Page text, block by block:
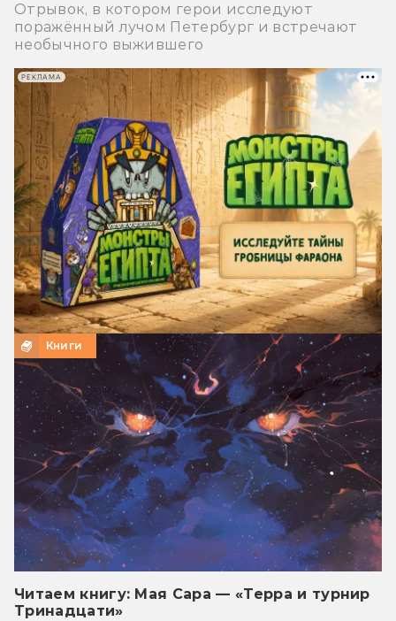
Отрывок, в котором герои исследуют
поражённый лучом Петербург и встречают
необычного выжившего
Книги
Читаем книгу: Мая Сара — «Терра и турнир
Тринадцати»
РЕКЛАМА